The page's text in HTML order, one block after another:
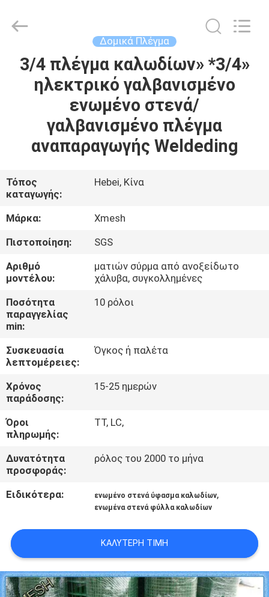
ΣΠΊΤΙ
ΠΡΟΪΌΝΤΑ
ΠΕΡΊΠΟΥ
ΓΎΡΟΣ
ΕΡΓΟΣΤΑΣΊΩΝ
ΠΟΙΟΤΙΚΌΣ
ΈΛΕΓΧΟΣ
ΜΑΣ
ΣΕ
ΕΠΑΦΉ
ΜΕ
ΖΗΤΉΣΤΕ
ΈΝΑ
ΑΠΌΣΠΑΣΜΑ
PRIVACY
POLICY
MFG
Reserved.
Δομικά Πλέγμα
3/4 πλέγμα καλωδίων» *3/4»
ηλεκτρικό γαλβανισμένο
ενωμένο στενά/
γαλβανισμένο πλέγμα
αναπαραγωγής Weldeding
Τόπος
καταγωγής:
Hebei, Κίνα
Μάρκα:
Xmesh
Πιστοποίηση:
SGS
Αριθμό
μοντέλου:
ματιών σύρμα από ανοξείδωτο
χάλυβα, συγκολλημένες
Ποσότητα
παραγγελίας
min:
10 ρόλοι
Συσκευασία
λεπτομέρειες:
Όγκος ή παλέτα
Χρόνος
παράδοσης:
15-25 ημερών
Όροι
πληρωμής:
TT, LC,
Δυνατότητα
προσφοράς:
ρόλος του 2000 το μήνα
Ειδικότερα: ενωμένο στενά ύφασμα καλωδίων,
ενωμένα στενά φύλλα καλωδίων
ΚΑΛΎΤΕΡΗ ΤΙΜΉ